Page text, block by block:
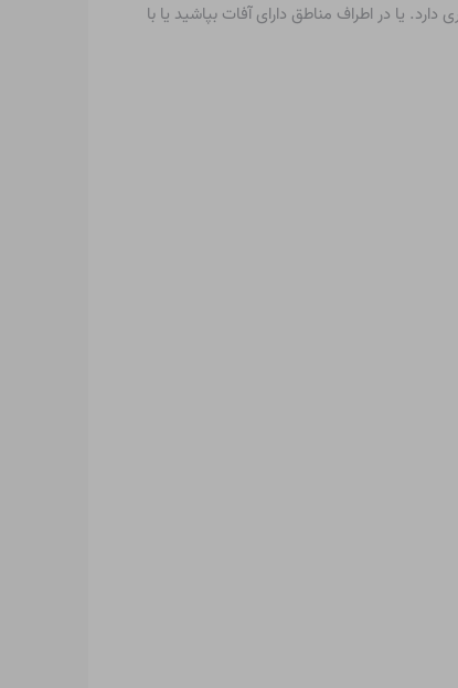
یا در اطراف مناطق دارای آفات بپاشید یا با